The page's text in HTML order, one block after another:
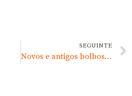
SEGUINTE
Novos e antigos bolbos de flores brancas